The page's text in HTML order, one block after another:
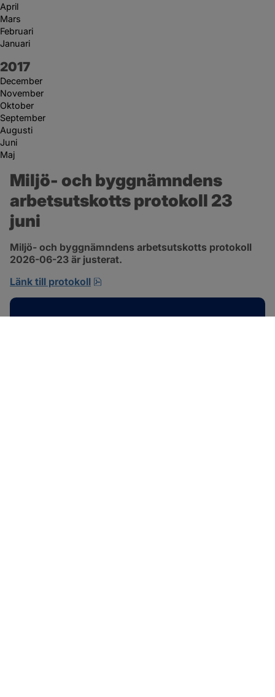
April
Mars
Februari
Januari
År:
2017
December
November
Oktober
September
Augusti
Juni
Maj
Miljö- och byggnämndens
arbetsutskotts protokoll 23
juni
Miljö- och byggnämndens arbetsutskotts protokoll
2026-06-23 är justerat.
Länk till protokoll